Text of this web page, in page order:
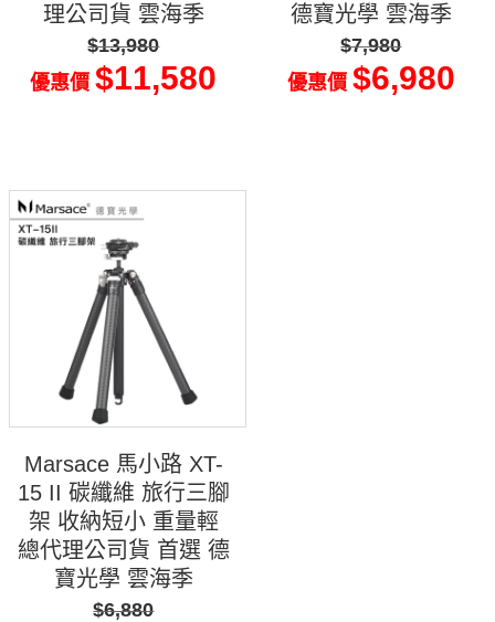
理公司貨 雲海季
$13,980
優惠價$11,580
德寶光學 雲海季
$7,980
優惠價 $6,980
Marsace 馬小路 XT-
15 II 碳纖維 旅行三腳
架 收納短小 重量輕
總代理公司貨 首選 德
寶光學 雲海季
$6,880